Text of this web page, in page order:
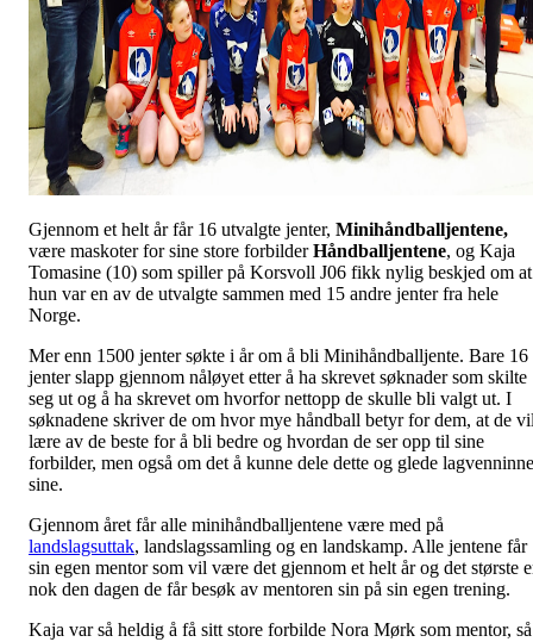
Gjennom et helt år får 16 utvalgte jenter, Minihåndballjentene,
være maskoter for sine store forbilderHåndballjentene, og Kaja
Tomasine (10) som spiller på Korsvoll J06 fikk nylig beskjed om at
hun var en av de utvalgte sammen med 15 andre jenter fra hele
Norge.
Mer enn 1500 jenter søkte i år om å bli Minihåndballjente. Bare 16
jenter slapp gjennom nåløyet etter å ha skrevet søknader som skilte
seg ut og å ha skrevet om hvorfor nettopp de skulle bli valgt ut. I
søknadene skriver de om hvor mye håndball betyr for dem, at de
lære av de beste for å bli bedre og hvordan de ser opp til sine
forbilder, men også om det å kunne dele dette og glede lagvenninne
sine.
Gjennom året får alle minihåndballjentene være med på
landslagsuttak, landslagssamling og en landskamp. Alle jentene får
sin egen mentor som vil være det gjennom et helt år og det største
nok den dagen de får besøk av mentoren sin på sin egen trening.
Kaja var så heldig å få sitt store forbilde Nora Mørk som mentor, så